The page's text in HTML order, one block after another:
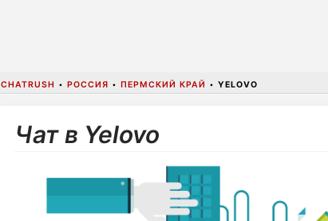
CHATRUSH • РОССИЯ • ПЕРМСКИЙ КРАЙ • YELOVO
Чат в Yelovo